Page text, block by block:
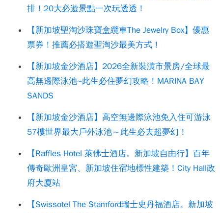
排！20大必遊景點一次玩透透！
【新加坡聖淘沙珠寶盒纜車The Jewelry Box】優惠
票券！推薦必搭遊聖淘沙最美方式！
【新加坡金沙酒店】2026全新裝潢市景房/全球最
高無邊際泳池~此生必住夢幻攻略！MARINA BAY
SANDS
【新加坡金沙酒店】高空無邊際泳池免入住可游泳
57樓世界最大戶外泳池～此生必去超夢幻！
【Raffles Hotel 萊佛士酒店。新加坡自由行】百年
傳奇歐洲皇宮、新加坡住宿地標性建築！City Hall政
府大廈站
【Swissotel The Stamford瑞士史丹福酒店。新加坡